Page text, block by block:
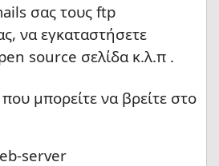
σας τους ftp
να εγκαταστήσετε
source σελίδα κ.λ.π .
μπορείτε να βρείτε στο
server